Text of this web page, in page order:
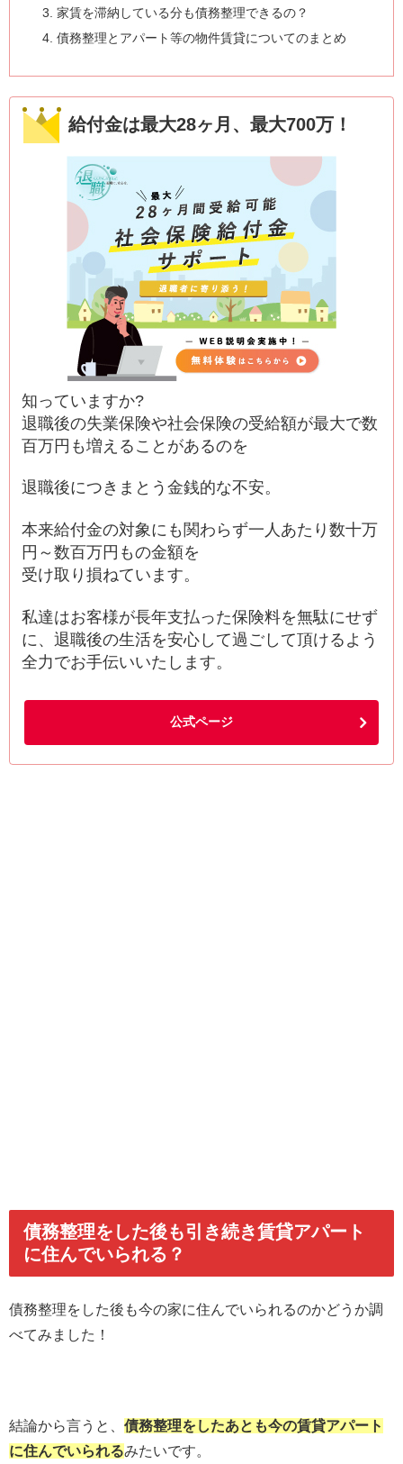
家賃を滞納している分も債務整理できるの？
債務整理とアパート等の物件賃貸についてのまとめ
給付金は最大28ヶ月、最大700万！
知っていますか?
退職後の失業保険や社会保険の受給額が最大で数
百万円も増えることがあるのを
退職後につきまとう金銭的な不安。
本来給付金の対象にも関わらず一人あたり数十万
円～数百万円もの金額を
受け取り損ねています。
私達はお客様が長年支払った保険料を無駄にせず
に、退職後の生活を安心して過ごして頂けるよう
全力でお手伝いいたします。
公式ページ
債務整理をした後も引き続き賃貸アパート
に住んでいられる？
債務整理をした後も今の家に住んでいられるのかどうか調
べてみました！
結論から言うと、 債務整理をしたあとも今の賃貸アパート
に住んでいられるみたいです。